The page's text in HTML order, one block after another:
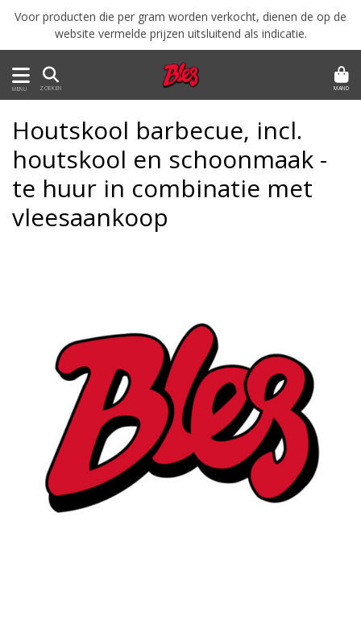
Voor producten die per gram worden verkocht, dienen de op de
website vermelde prijzen uitsluitend als indicatie.
MENU ZOEKEN MAND
Houtskool barbecue, incl.
houtskool en schoonmaak -
te huur in combinatie met
vleesaankoop